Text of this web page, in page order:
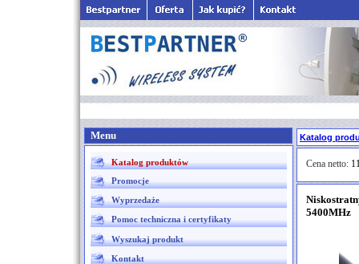
Menu
Katalog produktów
Promocje
Wyprzedaże
Pomoc techniczna i certyfikaty
Wyszukaj produkt
Kontakt
Katalog
Cena netto:
5400MHz